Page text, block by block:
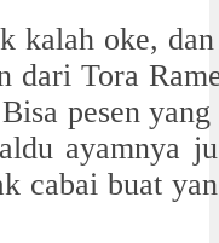
kalah oke,
dari Tora
pesen
ayamnya
cabai buat